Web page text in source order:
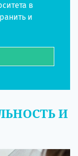
в
и
И